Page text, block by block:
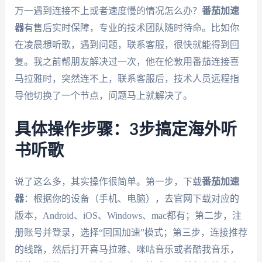
万一遇到连接不上或者速度慢的情况怎么办？ 番茄加速
器有售后实时保障，专业的技术团队随时待命。比如你
在凌晨想听歌，遇到问题，联系客服，很快就能得到回
复。我之前帮朋友解决过一次，他在伦敦用番茄连接喜
马拉雅时，突然连不上，联系客服后，技术人员远程指
导他切换了一个节点，问题马上就解决了。
具体操作步骤：3步搞定海外听
书听歌
说了这么多，其实操作很简单。第一步，下载番茄加速
器：根据你的设备（手机、电脑），去官网下载对应的
版本，Android、iOS、Windows、mac都有；第二步，注
册账号并登录，选择“回国加速”模式；第三步，连接推荐
的线路，然后打开喜马拉雅、咪咕音乐或者酷我音乐，